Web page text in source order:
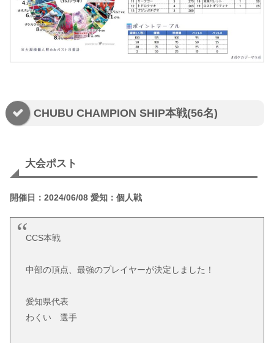
CHUBU CHAMPION SHIP本戦(56名)
大会ポスト
開催日：2024/06/08 愛知：個人戦
CCS本戦
中部の頂点、最強のプレイヤーが決定しました！
愛知県代表
わくい 選手